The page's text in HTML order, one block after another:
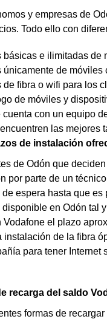
y empresas de
Todo ello con
básicas e ilimitadas de
únicamente de
de fibra o wifi para los
de móviles y
cuenta con un equipo
las mejores
de instalación
de Odón que
por parte de un
de espera hasta que
disponible en Odón tal
Vodafone el plazo
instalación de la fibra
para tener
recarga del saldo
formas de